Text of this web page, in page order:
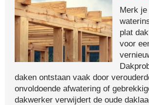
Merk
plat
voor
daken ontstaan vaak door
onvoldoende afwatering of
dakwerker verwijdert de oude